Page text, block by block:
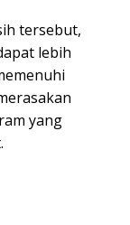
tersebut,
lebih
yang